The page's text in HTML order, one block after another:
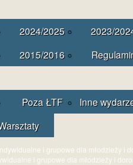
2024/2025
2023/
2015/2016
Poza ŁTF
Inne
i grupowe dla młodzieży i